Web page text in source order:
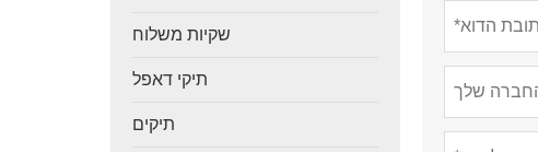
שקיות משלוח
תיקי דאפל
תיקים